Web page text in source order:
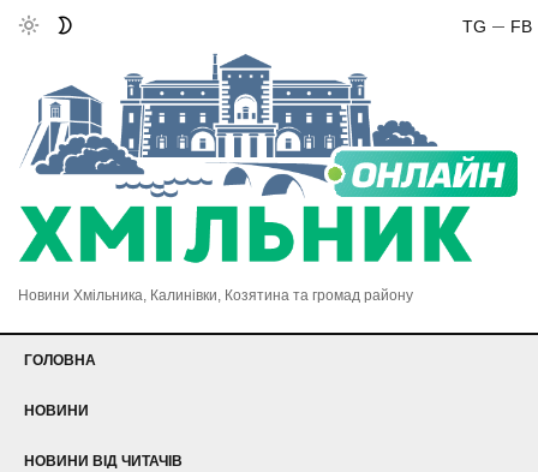
FB
TG
Новини Хмільника, Калинівки, Козятина та громад району
ГОЛОВНА
НОВИНИ
НОВИНИ ВІД ЧИТАЧІВ